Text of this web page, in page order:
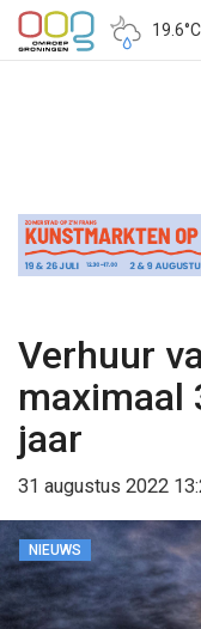
19.6°C
Verhuur
maximaal
jaar
31 augustus 2022
NIEUWS